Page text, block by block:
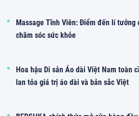
Massage Tĩnh Viên: Điểm đến lí tưởng
chăm sóc sức khỏe
Hoa hậu Di sản Áo dài Việt Nam toàn
lan tỏa giá trị áo dài và bản sắc Việt